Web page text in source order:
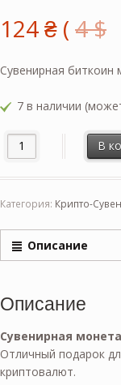
124₴ ( 4$
Сувенирная биткоин
7 в наличии
В
Категория: Крипто-
Описание
Описание
Сувенирная
Отличный подарок
криптовалют.